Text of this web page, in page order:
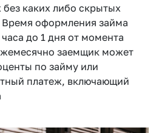
каких либо скрытых
оформления займа
до 1 дня от момента
заемщик может
по займу или
платеж, включающий